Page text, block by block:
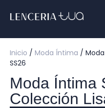
Inicio / Moda Íntima /
SS26
Moda Íntima
Colección